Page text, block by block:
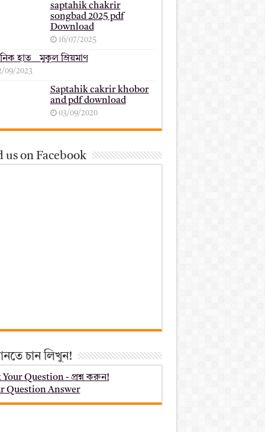
saptahik chakrir
songbad 2025 pdf
Download
16/07/2025
হাত _ মুকুল ম্রিয়মাণ
09/2023
Saptahik cakrir khobor
and pdf download
03/09/2020
us on Facebook
চান লিখুন!
Your Question - প্রশ্ন করুন!
Question Answer